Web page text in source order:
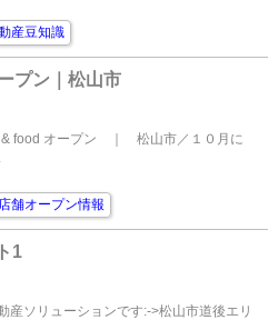
産豆知識
プン｜松山市
& food オープン ｜ 松山市／１０月に
舗オープン情報
1
産ソリューションです:->松山市道後エリ